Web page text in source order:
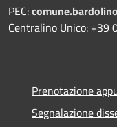
PEC:
Centralino Unico: +39
Prenotazione
Segnalazione